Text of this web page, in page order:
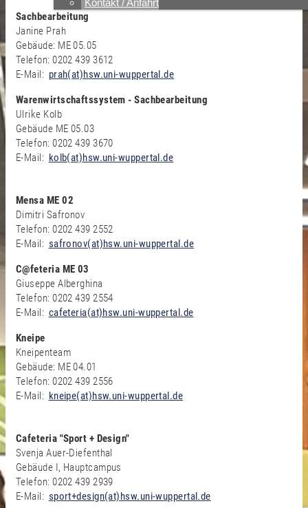
Kontakt / Anfahrt
Sachbearbeitung
Janine Prah
Gebäude: ME 05.05
Telefon: 0202 439 3612
E-Mail: prah(at)hsw.uni-wuppertal.de
Warenwirtschaftssystem - Sachbearbeitung
Ulrike Kolb
Gebäude ME 05.03
Telefon: 0202 439 3670
E-Mail: kolb(at)hsw.uni-wuppertal.de
Mensa ME 02
Dimitri Safronov
Telefon: 0202 439 2552
E-Mail: safronov(at)hsw.uni-wuppertal.de
C@feteria ME 03
Giuseppe Alberghina
Telefon: 0202 439 2554
E-Mail: cafeteria(at)hsw.uni-wuppertal.de
Kneipe
Kneipenteam
Gebäude: ME 04.01
Telefon: 0202 439 2556
E-Mail: kneipe(at)hsw.uni-wuppertal.de
Cafeteria "Sport + Design"
Svenja Auer-Diefenthal
Gebäude I, Hauptcampus
Telefon: 0202 439 2939
E-Mail: sport+design(at)hsw.uni-wuppertal.de